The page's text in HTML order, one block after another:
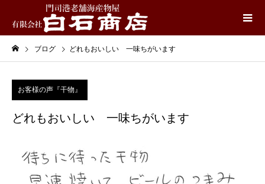
ブログ どれもおいしい 一味ちがいます
お客様の声『干物』
どれもおいしい 一味ちがいます